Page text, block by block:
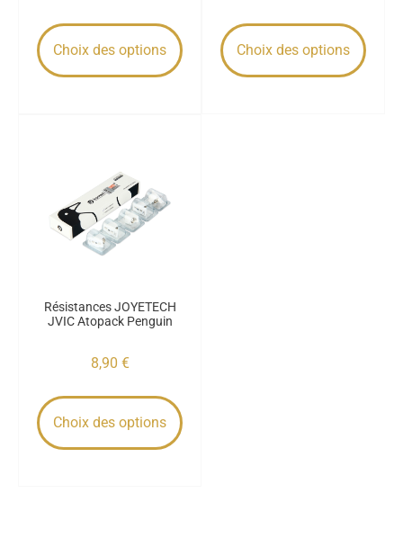
Choix des options Choix des options
Résistances JOYETECH
JVIC Atopack Penguin
8,90 €
Choix des options